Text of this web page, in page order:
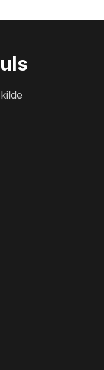
premiere på
opp med ...